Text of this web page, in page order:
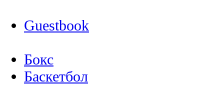
Guestbook
Бокс
Баскетбол